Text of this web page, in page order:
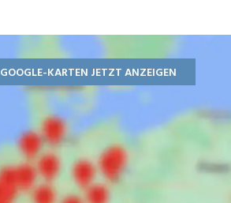
GOOGLE-KARTEN JETZT ANZEIGEN